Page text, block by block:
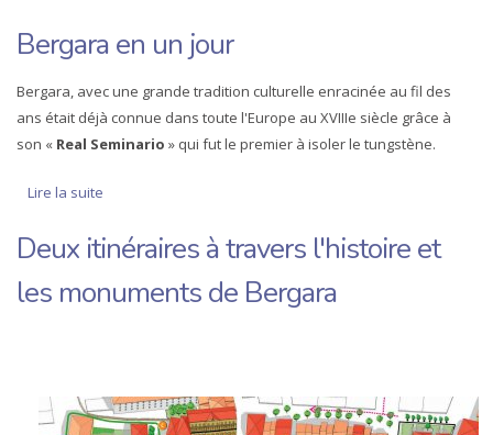
Bergara en un jour
Bergara, avec une grande tradition culturelle enracinée au fil des
ans était déjà connue dans toute l'Europe au XVIIIe siècle grâce à
son « Real Seminario » qui fut le premier à isoler le tungstène.
Lire la suite
Deux itinéraires à travers l'histoire et
les monuments de Bergara